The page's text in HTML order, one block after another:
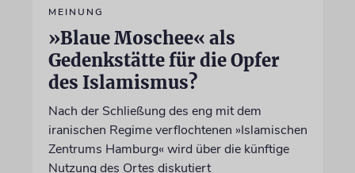
MEINUNG
»Blaue Moschee« als
Gedenkstätte für die Opfer
des Islamismus?
Nach der Schließung des eng mit dem
iranischen Regime verflochtenen »Islamischen
Zentrums Hamburg« wird über die künftige
Nutzung des Ortes diskutiert